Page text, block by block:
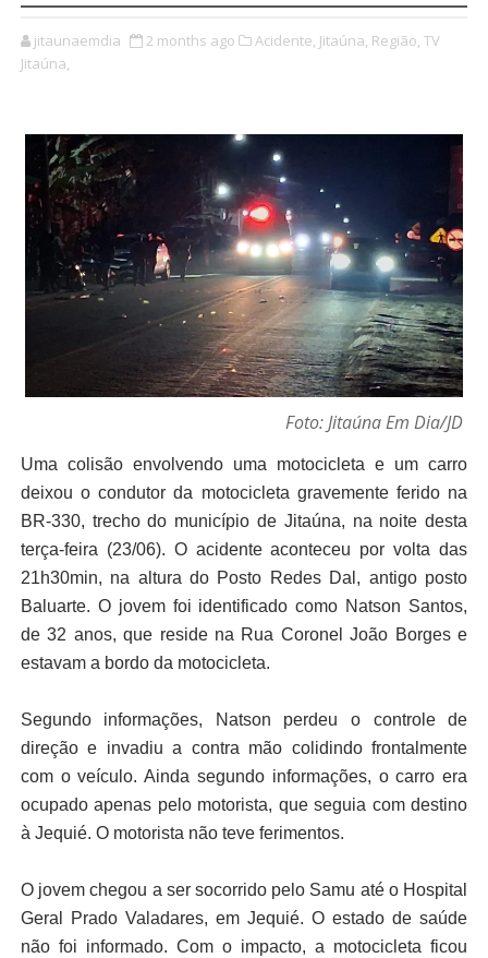
jitaunaemdia 2 months ago Acidente, Jitaúna, Região, TV
Jitaúna,
Foto: Jitaúna Em Dia/JD
Uma colisão envolvendo uma motocicleta e um carro
deixou o condutor da motocicleta gravemente ferido na
BR-330, trecho do município de Jitaúna, na noite desta
terça-feira (23/06). O acidente aconteceu por volta das
21h30min, na altura do Posto Redes Dal, antigo posto
Baluarte. O jovem foi identificado como Natson Santos,
de 32 anos, que reside na Rua Coronel João Borges e
estavam a bordo da motocicleta.
Segundo informações, Natson perdeu o controle de
direção e invadiu a contra mão colidindo frontalmente
com o veículo. Ainda segundo informações, o carro era
ocupado apenas pelo motorista, que seguia com destino
à Jequié. O motorista não teve ferimentos.
O jovem chegou a ser socorrido pelo Samu até o Hospital
Geral Prado Valadares, em Jequié. O estado de saúde
não foi informado. Com o impacto, a motocicleta ficou